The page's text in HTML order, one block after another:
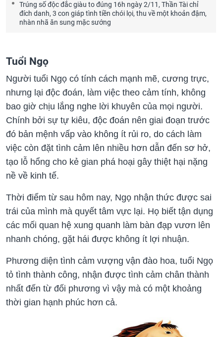
Trúng số độc đắc giàu to đúng 16h ngày 2/11, Thần Tài chỉ
đích danh, 3 con giáp tình tiền chói lọi, thu về một khoản đậm,
nhàn nhã ăn sung mặc sướng
Tuổi Ngọ
Người tuổi Ngọ có tính cách mạnh mẽ, cương trực,
nhưng lại độc đoán, làm việc theo cảm tính, không
bao giờ chịu lắng nghe lời khuyên của mọi người.
Chính bởi sự tự kiêu, độc đoán nên giai đoạn trước
đó bản mệnh vấp vào không ít rủi ro, do cách làm
việc còn đặt tình cảm lên nhiều hơn dẫn đến sơ hở,
tạo lỗ hổng cho kẻ gian phá hoại gây thiệt hại nặng
nề về kinh tế.
Thời điểm từ sau hôm nay, Ngọ nhận thức được sai
trái của mình mà quyết tâm vực lại. Họ biết tận dụng
các mối quan hệ xung quanh làm bàn đạp vươn lên
nhanh chóng, gặt hái được không ít lợi nhuận.
Phương diện tình cảm vượng vận đào hoa, tuổi Ngọ
tỏ tình thành công, nhận được tình cảm chân thành
nhất đến từ đối phương vì vậy mà có một khoảng
thời gian hạnh phúc hơn cả.